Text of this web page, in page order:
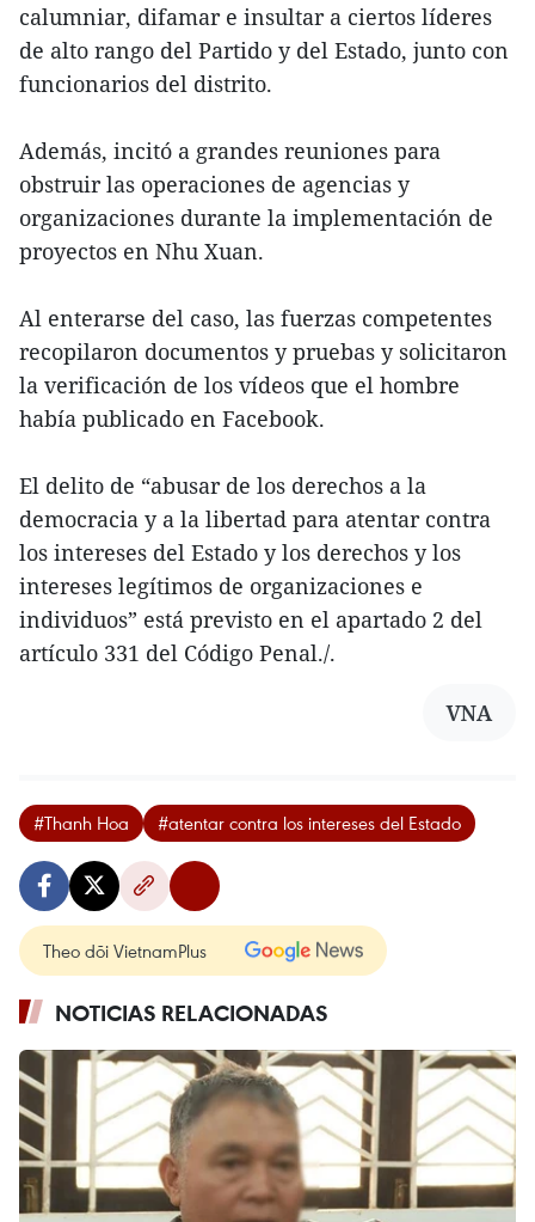
calumniar, difamar e insultar a ciertos líderes
de alto rango del Partido y del Estado, junto con
funcionarios del distrito.
Además, incitó a grandes reuniones para
obstruir las operaciones de agencias y
organizaciones durante la implementación de
proyectos en Nhu Xuan.
Al enterarse del caso, las fuerzas competentes
recopilaron documentos y pruebas y solicitaron
la verificación de los vídeos que el hombre
había publicado en Facebook.
El delito de “abusar de los derechos a la
democracia y a la libertad para atentar contra
los intereses del Estado y los derechos y los
intereses legítimos de organizaciones e
individuos” está previsto en el apartado 2 del
artículo 331 del Código Penal./.
VNA
#Thanh Hoa #atentar contra los intereses del Estado
Theo dõi VietnamPlus
NOTICIAS RELACIONADAS